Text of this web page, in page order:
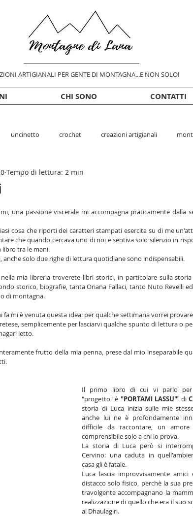
ARTIGIANALI PER GENTE DI MONTAGNA...E NON SOLO!
CHI SONO CONTATTI
uncinetto crochet creazioni artigianali
Tempo di lettura: 2 min
una passione viscerale mi accompagna praticamente dalla
cosa che riporti dei caratteri stampati esercita su di me
che quando cercava uno di noi e sentiva solo silenzio in
libro tra le mani.
anche solo due righe di lettura quotidiane sono indispensabili.
mia libreria troverete libri storici, in particolare sulla
storico, biografie, tanta Oriana Fallaci, tanto Nuto Revelli
di montagna.
mi è venuta questa idea: per qualche settimana vorrei
semplicemente per lasciarvi qualche spunto di lettura o
letto.
frutto della mia penna, prese dal mio inseparabile
Il primo libro di cui vi parlo per
"progetto" è "PORTAMI LASSU'" di
storia di Luca inizia sulle mie
anche lui ne è profondamente
difficile da raccontare, un
comprensibile solo a chi lo prova.
La storia di Luca però si
Cervino: una caduta in
casa gli è fatale.
Luca lascia improvvisamente
distacco solo fisico, perchè la sua
travolgente accompagnano la
realizzazione di quello che era il suo
al Dhaulagiri.